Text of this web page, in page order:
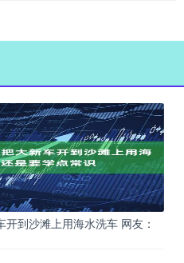
到沙滩上用海水洗车 网友：